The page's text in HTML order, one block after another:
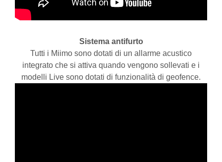
Sistema antifurto
Tutti i Miimo sono dotati di un allarme acustico
integrato che si attiva quando vengono sollevati e i
modelli Live sono dotati di funzionalità di geofence.